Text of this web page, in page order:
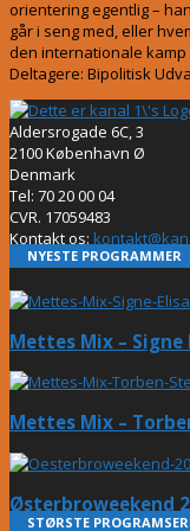
orientering egentlig –
går i seng med, eller
den internationale
Deltagere: Bipolitisk
Aldersrogade 6C, 3
2100 København Ø
Denmark
Tel: 70 20 00 04
CVR. 17059483
Kontakt os:
NYESTE PROGRAMMER
Mettes Mix –
Mettes Mix –
Østerbroweekend
STØRSTE